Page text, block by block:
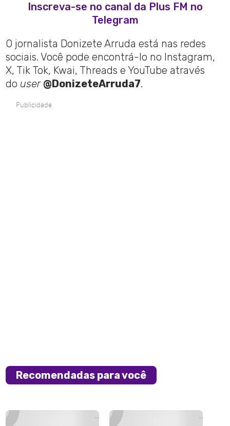
Inscreva-se no canal da Plus FM no
Telegram
O jornalista Donizete Arruda está nas redes
sociais. Você pode encontrá-lo no Instagram,
X, Tik Tok, Kwai, Threads e YouTube através
do user @DonizeteArruda7.
Publicidade
Recomendadas para você